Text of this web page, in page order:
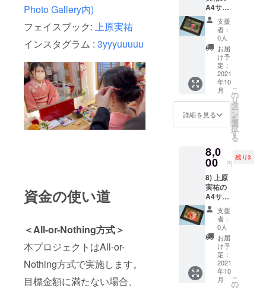
Photo Gallery内)
フェイスブック: 上原実祐
インスタグラム : 3yyyuuuuu
資金の使い道
＜All-or-Nothing方式＞
本プロジェクトはAll-or-
Nothing方式で実施します。
目標金額に満たない場合、
90cm)
そし
て上原
実祐が
着てい
たとい
う証拠
の写真
(2Lサイ
ズ 3枚)
をお付
けしま
A4サイ
ズのオ
リジナ
ルプリ
ント。
PIXSEL
LER(htt
ps://pix
seller.b
ase.sho
p/items/
482631
90)で1
万円で
れてい
ます。
先着3名
限定で
す。
支援
者：
0人
お届
け予
定：
2021
年10
月
詳細を見る
こ
の
リ
タ
ー
ン
を
選
択
す
る
8,0
00 円
残り3
8) 上原
実祐の
A4サイ
ズのオ
リジナ
ルプリ
ント。
PIXSEL
LER(
https://
pixselle
r.base.s
支援
者：
0人
お届
け予
定：
2021
年10
月
こ
の